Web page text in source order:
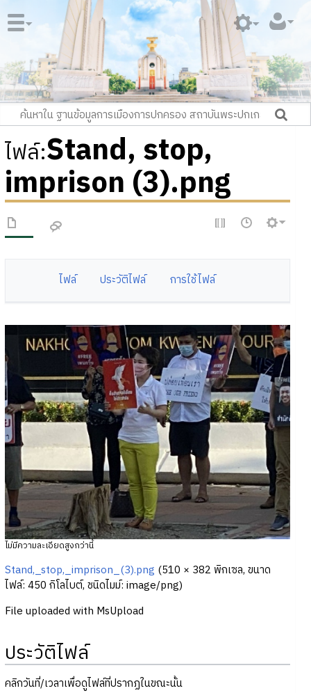
ไฟล์:Stand, stop,
imprison (3).png
ไฟล์ ประวัติไฟล์ การใช้ไฟล์
ไม่มีความละเอียดสูงกว่านี้
Stand,_stop,_imprison_(3).png (510 × 382 พิกเซล, ขนาด
ไฟล์: 450 กิโลไบต์, ชนิดไมม์: image/png)
File uploaded with MsUpload
ประวัติไฟล์
คลิกวันที่/เวลาเพื่อดูไฟล์ที่ปรากฏในขณะนั้น